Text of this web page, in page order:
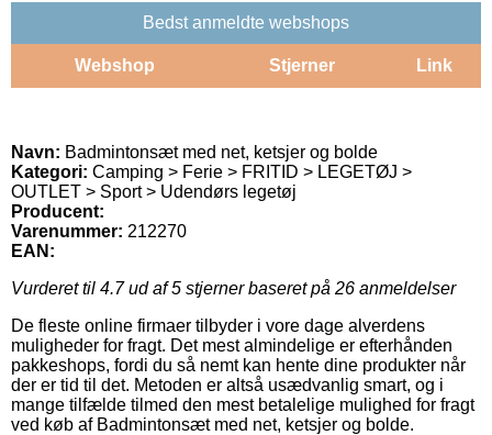
Bedst anmeldte webshops
Webshop Stjerner Link
Navn: Badmintonsæt med net, ketsjer og bolde
Kategori: Camping > Ferie > FRITID > LEGETØJ >
OUTLET > Sport > Udendørs legetøj
Producent:
Varenummer: 212270
EAN:
Vurderet til 4.7ud af 5 stjerner baseret på 26 anmeldelser
De fleste online firmaer tilbyder i vore dage alverdens
muligheder for fragt. Det mest almindelige er efterhånden
pakkeshops, fordi du så nemt kan hente dine produkter når
der er tid til det. Metoden er altså usædvanlig smart, og i
mange tilfælde tilmed den mest betalelige mulighed for fragt
ved køb af Badmintonsæt med net, ketsjer og bolde.